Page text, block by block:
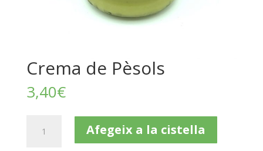
Crema de Pèsols
3,40€
Afegeix a la cistella